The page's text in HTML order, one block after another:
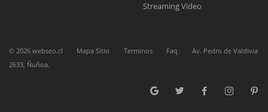
Streaming Video
© 2026 webseo.cl Mapa Sitio Terminos Faq
Av. Pedro de Valdivia
2633, Ñuñoa.